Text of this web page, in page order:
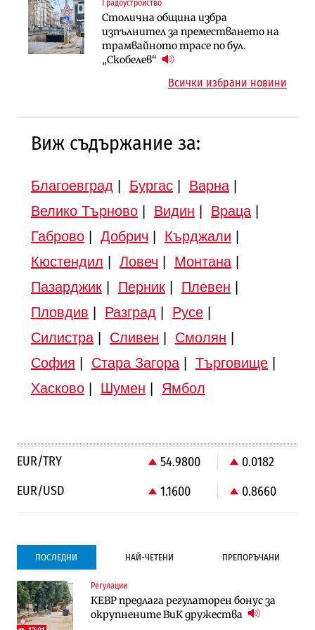
Градоустройство
Столична община избра
изпълнител за преместването на
трамвайното трасе по бул.
„Скобелев“
Търново
Градоустройство
Шест кандидата с интерес към
надзора на двете метростанции в
Инфраструктура
Вторият мост над Варненското
езеро става част от бъдещата
магистрала „Черно море“
Всички избрани новини
Виж съдържание за:
Благоевград Бургас| Варна|
Велико Търново| Видин Враца|
Габрово| Добрич Кърджали
Кюстендил
Ловеч Монтана|
Пазарджик| Перник| Плевен
Пловдив
Разград Русе|
Силистра| Сливен Смолян
София
Стара Загора| Търговище|
Хасково| Шумен Ямбол
EUR/TRY 54.9800
0.0182
EUR/USD
1.1600 0.8660
ПОСЛЕДНИ НАЙ-ЧЕТЕНИ ПРЕПОРЪЧАНИ
Регулации
КЕВР предлага регулаторен бонус за
окрупнените ВиК дружества
Градоустройство
Столична община избра изпълнител за
преместването на трамвайното
Компании
Vivacom предлага над 150 устройства с
90% отстъпка през август